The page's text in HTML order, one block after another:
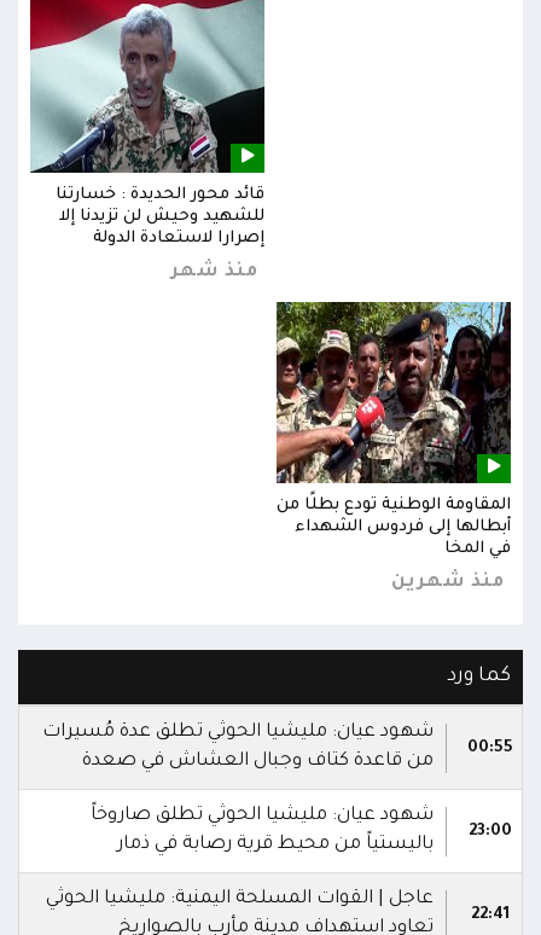
قائد محور الحديدة : خسارتنا
للشهيد وحيش لن تزيدنا إلا
إصرارا لاستعادة الدولة
منذ شهر
المقاومة الوطنية تودع بطلًا من
أبطالها إلى فردوس الشهداء
في المخا
منذ شهرين
كما ورد
00:55
شهود عيان: مليشيا الحوثي تطلق عدة مُسيرات
من قاعدة كتاف وجبال العشاش في صعدة
23:00
شهود عيان: مليشيا الحوثي تطلق صاروخاً
باليستياً من محيط قرية رصابة في ذمار
22:41
عاجل | القوات المسلحة اليمنية: مليشيا الحوثي
تعاود استهداف مدينة مأرب بالصواريخ